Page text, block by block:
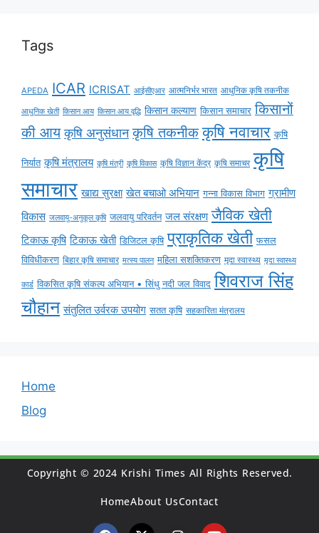
Tags
APEDA ICAR ICRISAT आईसीएआर आत्मनिर्भर भारत आधुनिक कृषि तकनीक
आधुनिक खेती किसान आय किसान आय वृद्धि किसान कल्याण किसान समाचार किसानों
की आय कृषि अनुसंधान कृषि तकनीक कृषि नवाचार कृषि
निर्यात कृषि मंत्रालय कृषि मंत्री कृषि विकास कृषि विज्ञान केंद्र कृषि समाचर कृषि
समाचार खाद्य सुरक्षा खेत बचाओ अभियान गन्ना विकास विभाग ग्रामीण
विकास जलवायु-अनुकूल कृषि जलवायु परिवर्तन जल संरक्षण जैविक खेती
टिकाऊ कृषि टिकाऊ खेती डिजिटल कृषि प्राकृतिक खेती फसल
विविधीकरण बिहार कृषि समाचार मत्स्य पालन महिला सशक्तिकरण मृदा स्वास्थ्य मृदा स्वास्थ्य
कार्ड विकसित कृषि संकल्प अभियान • सिंधु नदी जल विवाद शिवराज सिंह
चौहान संतुलित उर्वरक उपयोग सतत कृषि सहकारिता मंत्रालय
Home
Blog
Copyright © 2024 Krishi Times All Rights Reserved.
HomeAbout UsContact